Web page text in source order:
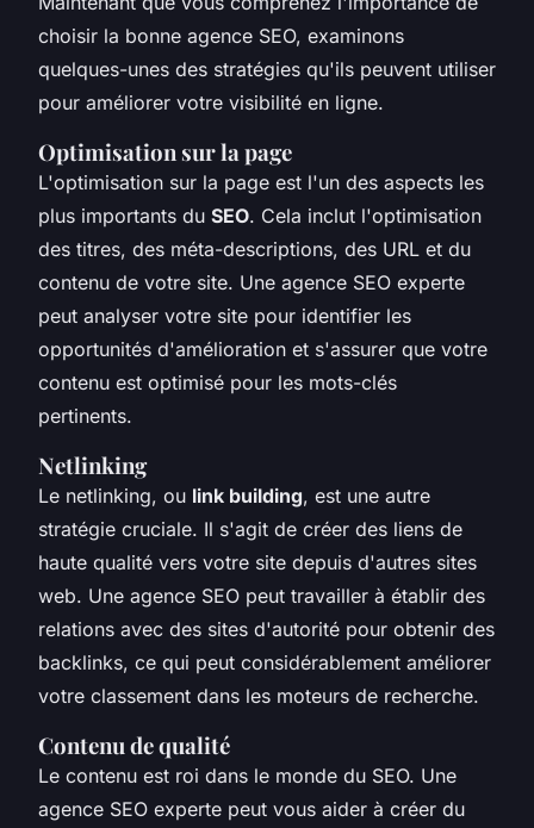
choisir la bonne agence SEO, examinons
quelques-unes des stratégies qu'ils peuvent utiliser
pour améliorer votre visibilité en ligne.
Optimisation sur la page
L'optimisation sur la page est l'un des aspects les
plus importants du SEO. Cela inclut l'optimisation
des titres, des méta-descriptions, des URL et du
contenu de votre site. Une agence SEO experte
peut analyser votre site pour identifier les
opportunités d'amélioration et s'assurer que votre
contenu est optimisé pour les mots-clés
pertinents.
Netlinking
Le netlinking, ou link building, est une autre
stratégie cruciale. Il s'agit de créer des liens de
haute qualité vers votre site depuis d'autres sites
web. Une agence SEO peut travailler à établir des
relations avec des sites d'autorité pour obtenir des
backlinks, ce qui peut considérablement améliorer
votre classement dans les moteurs de recherche.
Contenu de qualité
Le contenu est roi dans le monde du SEO. Une
agence SEO experte peut vous aider à créer du